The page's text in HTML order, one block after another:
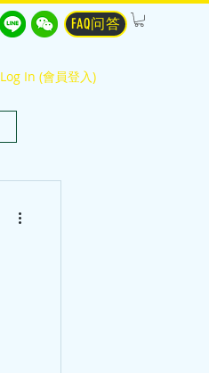
FAQ问答
Log In (會員登入)